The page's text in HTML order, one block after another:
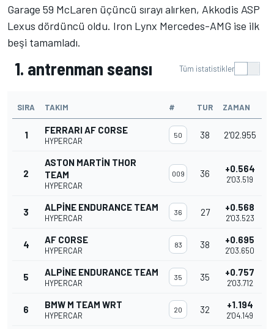
Garage 59 McLaren üçüncü sırayı alırken, Akkodis ASP
Lexus dördüncü oldu. Iron Lynx Mercedes-AMG ise ilk
beşi tamamladı.
1. antrenman seansı Tüm istatistikler
SIRA TAKIM # TUR ZAMAN
1 FERRARI AF CORSE
HYPERCAR
50 38 2'02.955
2
ASTON MARTIN THOR
TEAM
HYPERCAR
009 36 +0.564
2'03.519
3 ALPINE ENDURANCE TEAM
HYPERCAR
36 27 +0.568
2'03.523
4 AF CORSE
HYPERCAR
83 38 +0.695
2'03.650
5 ALPINE ENDURANCE TEAM
HYPERCAR
35 35 +0.757
2'03.712
6 BMW M TEAM WRT
HYPERCAR
20 32 +1.194
2'04.149